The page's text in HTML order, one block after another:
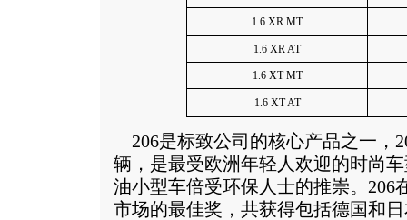
1.6 XR MT
1.6 XR AT
1.6 XT MT
1.6 XT AT
206是标致公司的核心产品之一，
辆，是最受欧洲年轻人欢迎的时尚
油小型车倍受环保人士的推崇。206
市场的最佳奖，共获得包括德国和